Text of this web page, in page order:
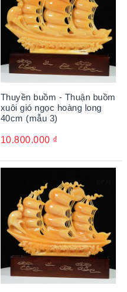
Thuyền buồm - Thuận buồm
xuôi gió ngọc hoàng long
40cm (mẫu 3)
10.800.000 ₫